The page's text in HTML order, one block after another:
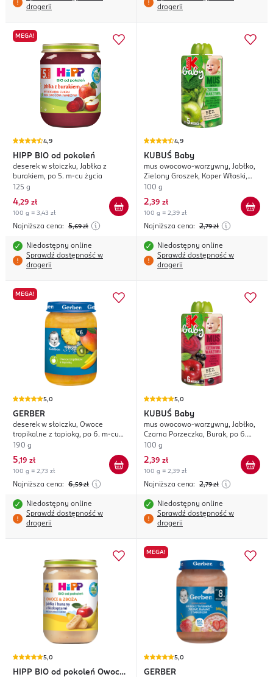
drogerii
drogerii
MEGA!
4,9
HIPP BIO od pokoleń
deserek w słoiczku, Jabłka z
burakiem, po 5. m-cu życia
125 g
4,29 zł
100 g = 3,43 zł
Najniższa cena: 5,69 zł
Niedostępny online
Sprawdź dostępność w
drogerii
4,9
KUBUŚ Baby
mus owocowo-warzywny, Jabłko,
Zielony Groszek, Koper Włoski,
Brokuł, po 5. miesiącu życia
100 g
2,39 zł
100 g = 2,39 zł
Najniższa cena: 2,79 zł
Niedostępny online
Sprawdź dostępność w
drogerii
MEGA!
5,0
GERBER
deserek w słoiczku, Owoce
tropikalne z tapioką, po 6. m-cu
życia
190 g
5,19 zł
100 g = 2,73 zł
Najniższa cena: 6,59 zł
Niedostępny online
Sprawdź dostępność w
drogerii
5,0
KUBUŚ Baby
mus owocowo-warzywny, Jabłko,
Czarna Porzeczka, Burak, po 6.
miesiącu życia
100 g
2,39 zł
100 g = 2,39 zł
Najniższa cena: 2,79 zł
Niedostępny online
Sprawdź dostępność w
drogerii
5,0
HIPP BIO od pokoleń Owoce
MEGA!
5,0
GERBER